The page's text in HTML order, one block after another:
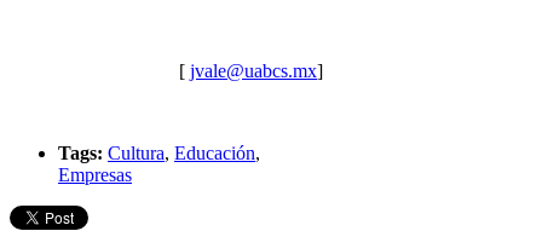
[jvale@uabcs.mx]
Tags: Cultura, Educación,
Empresas